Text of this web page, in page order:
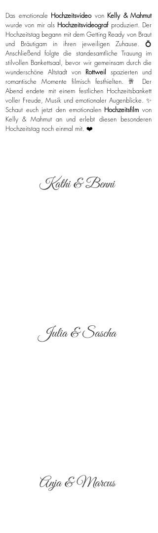
Das emotionale Hochzeitsvideovon Kelly & Mahmut
wurde von mir als Hochzeitsvideograf produziert. Der
Hochzeitstag begann mit dem Getting Ready von Braut
und Bräutigam in ihren jeweiligen Zuhause. 💍
Anschließend folgte die standesamtliche Trauung im
stilvollen Bankettsaal, bevor wir gemeinsam durch die
wunderschöne Altstadt von Rottweil spazierten und
romantische Momente filmisch festhielten. 🥂 Der
Abend endete mit einem festlichen Hochzeitsbankett
voller Freude, Musik und emotionaler Augenblicke. ✨
Schaut euch jetzt den emotionalen Hochzeitsfilmvon
Kelly & Mahmut an und erlebt diesen besonderen
Hochzeitstag noch einmal mit. ❤️
Kathi & Benni
Julia & Sascha
Anja & Marcus